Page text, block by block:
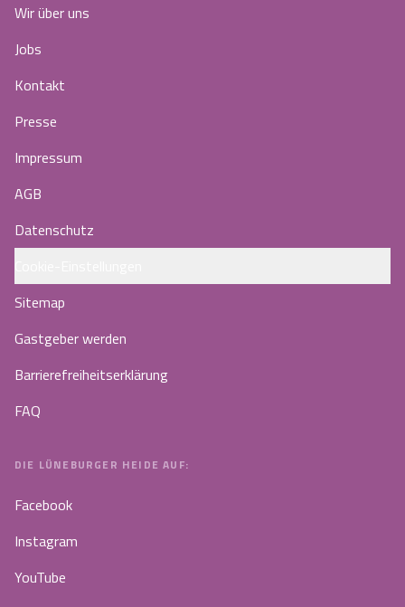
Wir über uns
Jobs
Kontakt
Presse
Impressum
AGB
Datenschutz
Sitemap
Gastgeber werden
Barrierefreiheitserklärung
FAQ
DIE LÜNEBURGER HEIDE AUF:
Facebook
Instagram
YouTube